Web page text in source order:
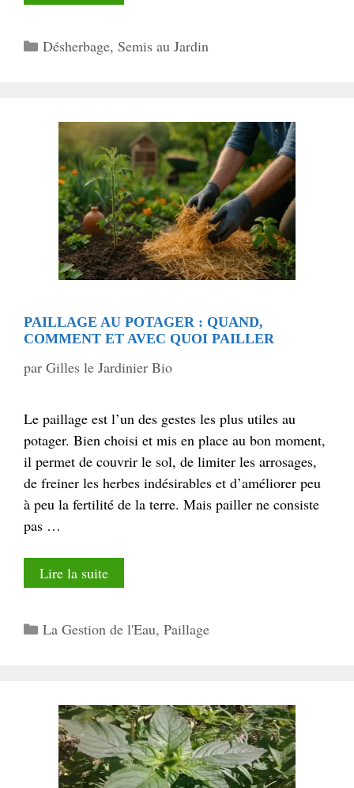
Catégories
Désherbage, Semis au Jardin
PAILLAGE AU POTAGER : QUAND,
COMMENT ET AVEC QUOI PAILLER
par Gilles le Jardinier Bio
Le paillage est l’un des gestes les plus utiles au
potager. Bien choisi et mis en place au bon moment,
il permet de couvrir le sol, de limiter les arrosages,
de freiner les herbes indésirables et d’améliorer peu
à peu la fertilité de la terre. Mais pailler ne consiste
pas …
Lire la suite
Catégories
La Gestion de l'Eau, Paillage